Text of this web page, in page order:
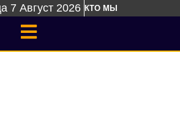
7 Август 2026 КТО МЫ